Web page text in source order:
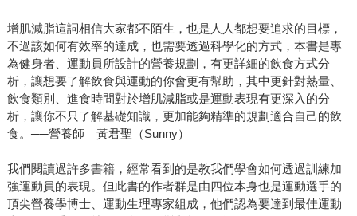
增肌減脂這詞相信大家都不陌生，也是人人都想要追求的目標，
不過該如何有效率的達成，也需要透過科學化的方式，本書是專
為健身者、運動員所設計的營養規劃，有更詳細的飲食方式分
析，讓想要了解飲食與運動的你會更有幫助，其中更針對熱量、
飲食類別、進食時間對於增肌減脂或是運動表現有更深入的分
析，讓你不只了解基礎知識，更加能夠精準的規劃適合自己的飲
食。──營養師 黃君聖（Sunny）
我們閱讀過許多書籍，經常看到的是教我們學會如何透過訓練加
強運動員的表現。但此書的作者群是由四位本身也是運動選手的
頂尖營養學博士、運動生理專家組成，他們認為要達到最佳運動